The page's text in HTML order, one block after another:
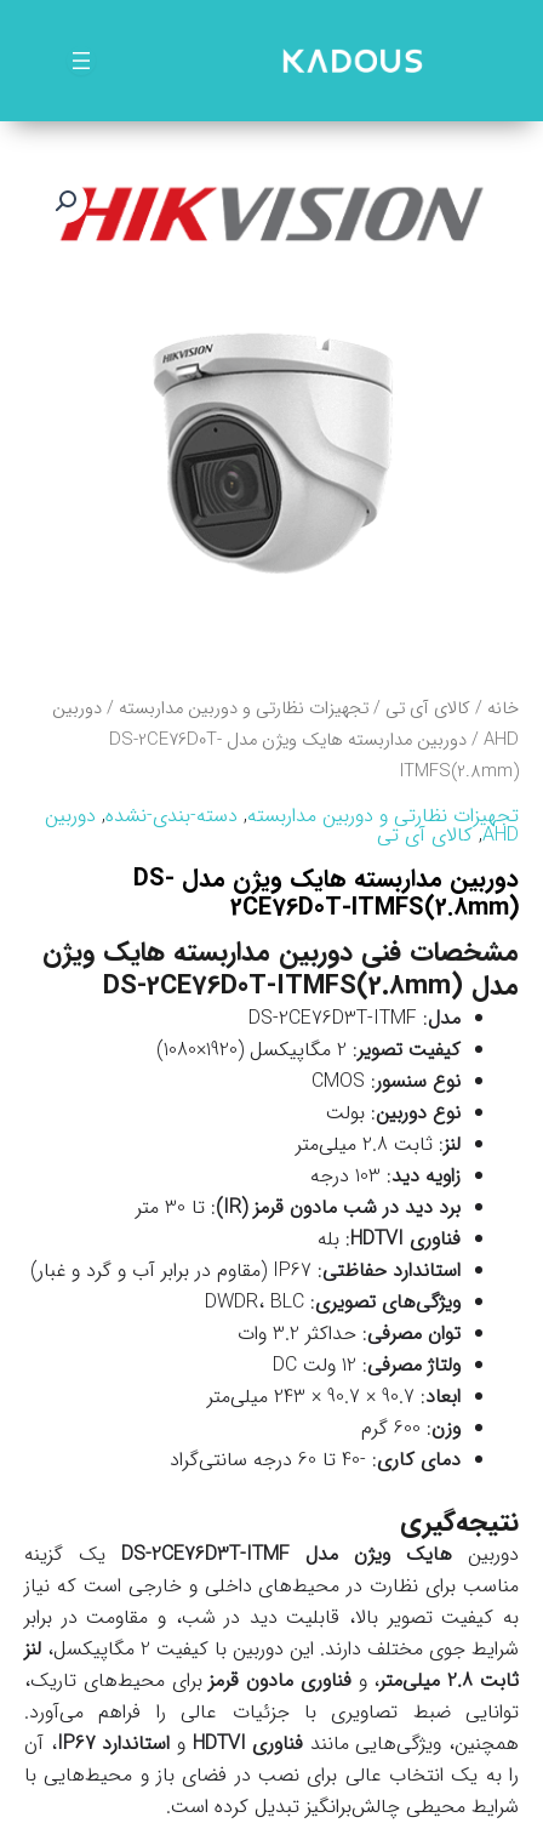
خانه /کالای آی تی /تجهیزات نظارتی و دوربین مداربسته /دوربین
AHD
/ دوربین مداربسته هایک ویژن مدل DS-2CE76D0T-
ITMFS(2.8mm)
تجهیزات نظارتی و دوربین مداربسته, دسته-بندی-نشده, دوربین
AHD
,کالای آی تی
دوربین مداربسته هایک ویژن مدل DS-
2CE76D0T-ITMFS(2.8mm)
مشخصات فنی دوربین مداربسته هایک ویژن
مدل DS-2CE76D0T-ITMFS(2.8mm)
مدل: DS-2CE76D3T-ITMF
کیفیت تصویر: 2 مگاپیکسل (1920×1080)
نوع سنسور: CMOS
نوع دوربین: بولت
لنز: ثابت 2.8 میلی‌متر
زاویه دید: 103 درجه
برد دید در شب مادون قرمز (IR)
: تا 30 متر
فناوری HDTVI
: بله
استاندارد حفاظتی: IP67 (مقاوم در برابر آب و گرد و غبار)
ویژگی‌های تصویری: DWDR، BLC
توان مصرفی: حداکثر 3.2 وات
ولتاژ مصرفی: 12 ولت DC
ابعاد: 90.7 × 90.7 × 243 میلی‌متر
وزن: 600 گرم
دمای کاری: -40 تا 60 درجه سانتی‌گراد
نتیجه‌گیری
دوربین هایک ویژن مدل DS-2CE76D3T-ITMF
یک گزینه
مناسب برای نظارت در محیط‌های داخلی و خارجی است که نیاز
به کیفیت تصویر بالا، قابلیت دید در شب، و مقاومت در برابر
شرایط جوی مختلف دارند. این دوربین با کیفیت 2 مگاپیکسل،
لنز
ثابت 2.8 میلی‌متر
، وفناوری مادون قرمز برای محیط‌های تاریک،
توانایی ضبط تصاویری با جزئیات عالی را فراهم می‌آورد.
همچنین، ویژگی‌هایی مانند فناوری HDTVI و استاندارد IP67
، آن
را به یک انتخاب عالی برای نصب در فضای باز و محیط‌هایی با
شرایط محیطی چالش‌برانگیز تبدیل کرده است.